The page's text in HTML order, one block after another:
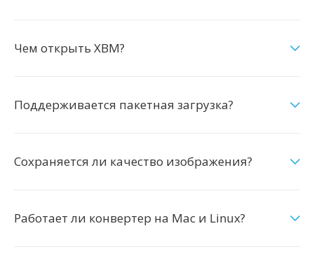
Чем открыть XBM?
Поддерживается пакетная загрузка?
Сохраняется ли качество изображения?
Работает ли конвертер на Mac и Linux?